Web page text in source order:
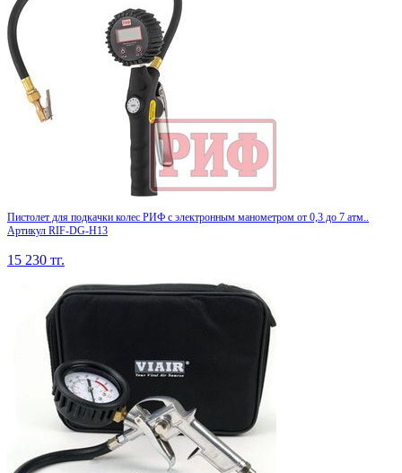
Пистолет для подкачки колес РИФ с электронным манометром от 0,3 до 7 атм..
Артикул RIF-DG-H13
15 230 тг.